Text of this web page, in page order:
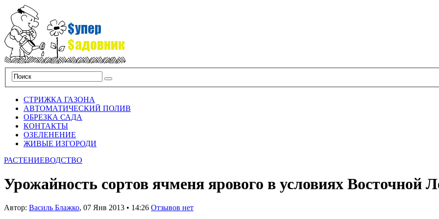
СТРИЖКА ГАЗОНА
АВТОМАТИЧЕСКИЙ ПОЛИВ
ОБРЕЗКА САДА
КОНТАКТЫ
ОЗЕЛЕНЕНИЕ
ЖИВЫЕ ИЗГОРОДИ
РАСТЕНИЕВОДСТВО
Урожайность сортов ячменя ярового в условиях Восточной
Автор: Василь Блажко, 07 Янв 2013 • 14:26 Отзывов нет